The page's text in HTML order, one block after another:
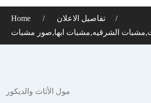
Home
تفاصيل الاعلان
الشرقيه,مشبات ابها,صور مشبات
مول الأثاث والديكور